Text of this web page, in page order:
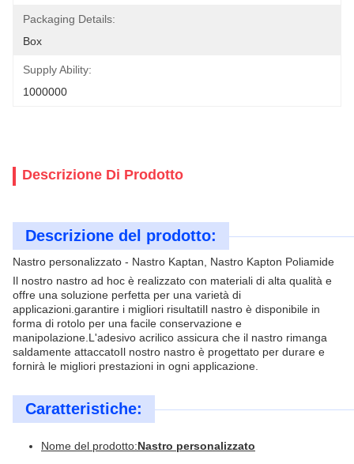
Packaging Details:
Box
Supply Ability:
1000000
Descrizione Di Prodotto
Descrizione del prodotto:
Nastro personalizzato - Nastro Kaptan, Nastro Kapton Poliamide
Il nostro nastro ad hoc è realizzato con materiali di alta qualità e
offre una soluzione perfetta per una varietà di
applicazioni.garantire i migliori risultatiIl nastro è disponibile in
forma di rotolo per una facile conservazione e
manipolazione.L'adesivo acrilico assicura che il nastro rimanga
saldamente attaccatoIl nostro nastro è progettato per durare e
fornirà le migliori prestazioni in ogni applicazione.
Caratteristiche:
Nome del prodotto:Nastro personalizzato